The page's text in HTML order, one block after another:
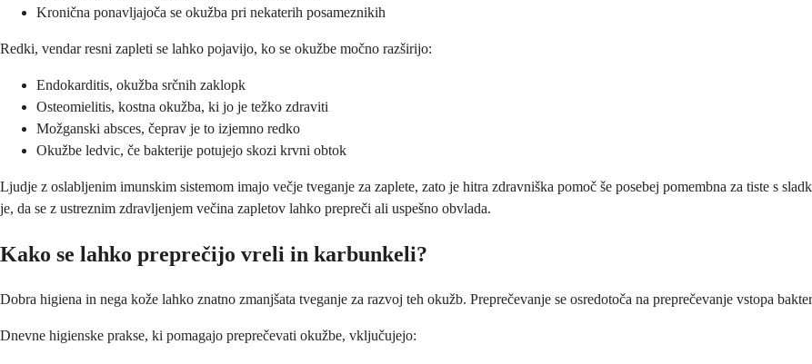
Kronična ponavljajoča se okužba pri nekaterih posameznikih
Redki, vendar resni zapleti se lahko pojavijo, ko se okužbe močno razširijo:
Endokarditis, okužba srčnih zaklopk
Osteomielitis, kostna okužba, ki jo je težko zdraviti
Možganski absces, čeprav je to izjemno redko
Okužbe ledvic, če bakterije potujejo skozi krvni obtok
Ljudje z oslabljenim imunskim sistemom imajo večje tveganje za zaplete, zato je hitra zdravniška pomoč še posebej pomembna za tiste s
je, da se z ustreznim zdravljenjem večina zapletov lahko prepreči ali uspešno obvlada.
Kako se lahko preprečijo vreli in karbunkeli?
Dobra higiena in nega kože lahko znatno zmanjšata tveganje za razvoj teh okužb. Preprečevanje se osredotoča na preprečevanje vstopa
Dnevne higienske prakse, ki pomagajo preprečevati okužbe, vključujejo: